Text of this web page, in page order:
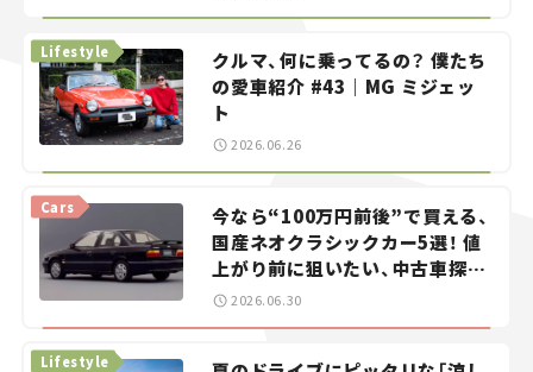
クルマ、何に乗ってるの？ 僕たち
の愛車紹介 #43｜MG ミジェッ
ト
Lifestyle
2026.06.26
今なら“100万円前後”で買える、
国産ネオクラシックカー5選！ 値
上がり前に狙いたい、中古車探し
をお手伝い――ちょっとイケてるマ
Cars
2026.06.30
Lifestyle